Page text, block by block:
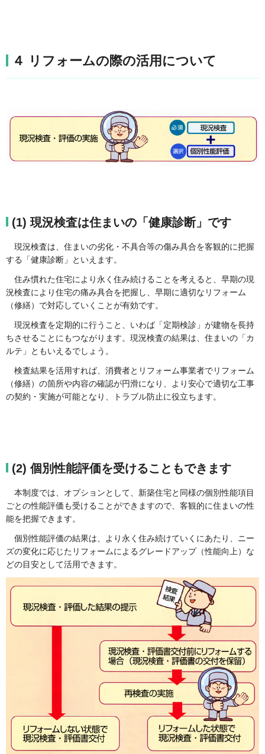
４ リフォームの際の活用について
(1) 現況検査は住まいの「健康診断」です
現況検査は、住まいの劣化・不具合等の傷み具合を客観的に把握
する「健康診断」といえます。
住み慣れた住宅により永く住み続けることを考えると、早期の現
況検査により住宅の痛み具合を把握し、早期に適切なリフォーム
（修繕）で対応していくことが有効です。
現況検査を定期的に行うこと、いわば「定期検診」が建物を長持
ちさせることにもつながります。現況検査の結果は、住まいの「カ
ルテ」ともいえるでしょう。
検査結果を活用すれば、消費者とリフォーム事業者でリフォーム
（修繕）の箇所や内容の確認が円滑になり、より安心で適切な工事
の契約・実施が可能となり、トラブル防止に役立ちます。
(2) 個別性能評価を受けることもできます
本制度では、オプションとして、新築住宅と同様の個別性能項目
ごとの性能評価も受けることができますので、客観的に住まいの性
能を把握できます。
個別性能評価の結果は、より永く住み続けていくにあたり、ニー
ズの変化に応じたリフォームによるグレードアップ（性能向上）な
どの目安として活用できます。